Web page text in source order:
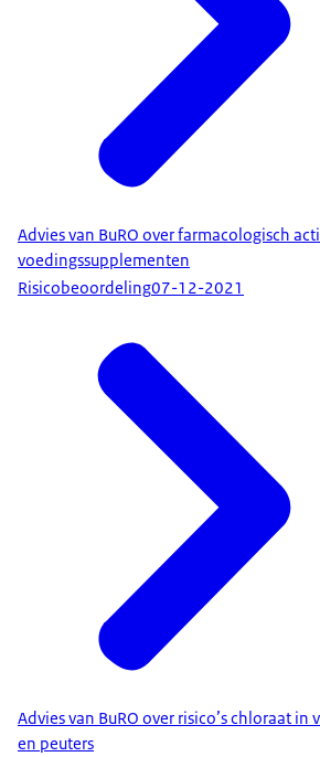
Advies van BuRO over farmacologisch
voedingssupplementen
Risicobeoordeling07-12-2021
Advies van BuRO over risico’s chloraat
en peuters